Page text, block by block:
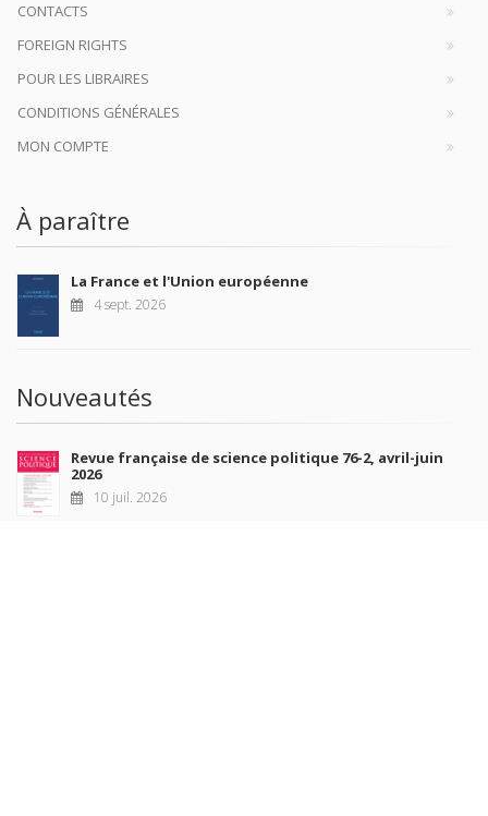
CONTACTS
FOREIGN RIGHTS
POUR LES LIBRAIRES
CONDITIONS GÉNÉRALES
MON COMPTE
À paraître
La France et l'Union européenne
4 sept. 2026
Nouveautés
Revue française de science politique 76-2, avril-juin
2026
10 juil. 2026